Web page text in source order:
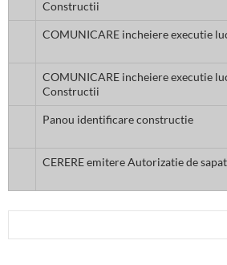
Constructii
COMUNICARE incheiere executie
COMUNICARE incheiere executie
Constructii
Panou identificare constructie
CERERE emitere Autorizatie de